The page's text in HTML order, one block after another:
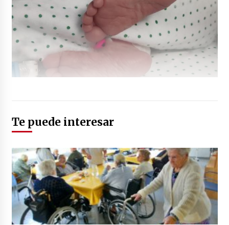
Te puede interesar